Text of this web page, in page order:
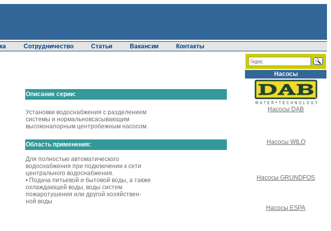
Сотрудничество Статьи Вакансии
Контакты
Описание серии:
Установки водоснабжения с разделением
системы и нормальновсасывающим
высоконапорным центробежным насосом.
Область применения:
Для полностью автоматического
водоснабжения при подключении к сети
центрального водоснабжения.
• Подача питьевой и бытовой воды, а также
охлаждающей воды, воды систем
пожаротушения или другой хозяйствен-
ной воды
Насосы
Насосы DAB
Насосы WILO
Насосы GRUNDFOS
Насосы ESPA